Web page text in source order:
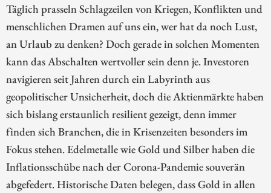
Täglich prasseln Schlagzeilen von Kriegen, Konflikten und
menschlichen Dramen auf uns ein, wer hat da noch Lust,
an Urlaub zu denken? Doch gerade in solchen Momenten
kann das Abschalten wertvoller sein denn je. Investoren
navigieren seit Jahren durch ein Labyrinth aus
geopolitischer Unsicherheit, doch die Aktienmärkte haben
sich bislang erstaunlich resilient gezeigt, denn immer
finden sich Branchen, die in Krisenzeiten besonders im
Fokus stehen. Edelmetalle wie Gold und Silber haben die
Inflationsschübe nach der Corona-Pandemie souverän
abgefedert. Historische Daten belegen, dass Gold in allen